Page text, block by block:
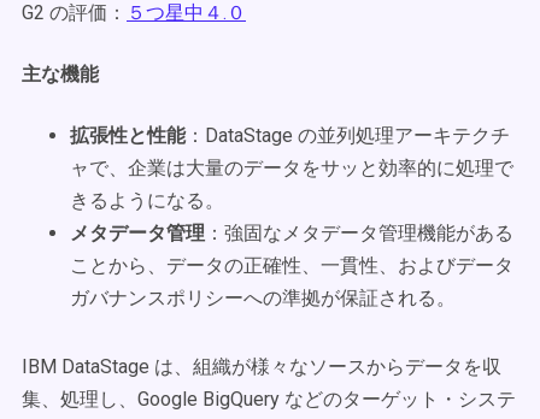
G2 の評価： ５つ星中４.０
主な機能
拡張性と性能：DataStage の並列処理アーキテクチ
ャで、企業は大量のデータをサッと効率的に処理で
きるようになる。
メタデータ管理 ：強固なメタデータ管理機能がある
ことから、データの正確性、一貫性、およびデータ
ガバナンスポリシーへの準拠が保証される。
IBM DataStage は、組織が様々なソースからデータを収
集、処理し、Google BigQuery などのターゲット・システ